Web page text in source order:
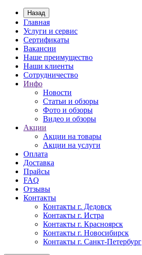
Назад
Главная
Услуги и сервис
Сертификаты
Вакансии
Наше преимущество
Наши клиенты
Сотрудничество
Инфо
Новости
Статьи и обзоры
Фото и обзоры
Видео и обзоры
Акции
Акции на товары
Акции на услуги
Оплата
Доставка
Прайсы
FAQ
Отзывы
Контакты
Контакты г. Дедовск
Контакты г. Истра
Контакты г. Красноярск
Контакты г. Новосибирск
Контакты г. Санкт-Петербург